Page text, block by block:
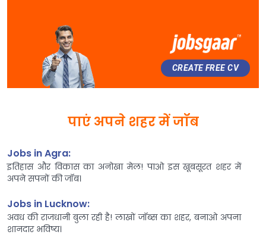
CREATE FREE CV
पाएं अपने शहर में जॉब
Jobs in Agra:
इतिहास और विकास का अनोखा मेल! पाओ इस खूबसूरत शहर में
अपने सपनों की जॉब।
Jobs in Lucknow:
अवध की राजधानी बुला रही है! लाखों जॉब्स का शहर, बनाओ अपना
शानदार भविष्य।